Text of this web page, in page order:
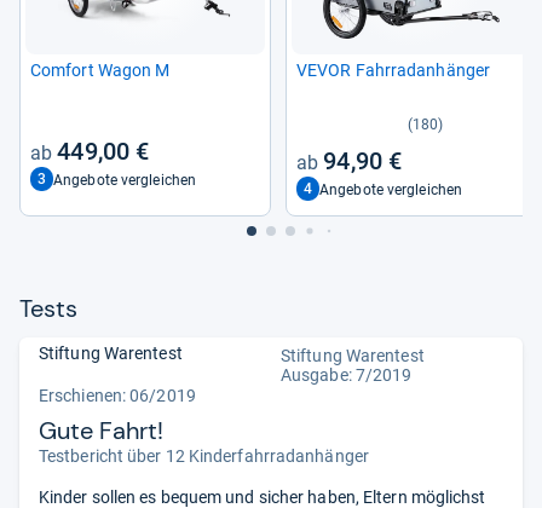
Com­fort Wagon M
449,00 €
3 Angebote vergleichen
VEVOR Fahr­rad­an­hän­ger
(180)
94,90 €
4 Angebote vergleichen
Tests
Stiftung Warentest
Stiftung Warentest
Ausgabe: 7/2019
Erschienen: 06/2019
Gute Fahrt!
Testbericht über 12 Kinderfahrradanhänger
Kinder sollen es bequem und sicher haben, Eltern möglichst